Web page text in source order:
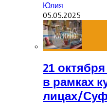
Юлия
05.05.2025
21
в рамках
лицах/